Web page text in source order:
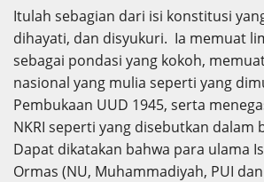
Itulah sebagian dari isi konstitusi
dihayati, dan disyukuri. Ia memuat
sebagai pondasi yang kokoh,
nasional yang mulia seperti yang
Pembukaan UUD 1945, serta
NKRI seperti yang disebutkan dalam
Dapat dikatakan bahwa para ulama
Ormas (NU, Muhammadiyah, PUI